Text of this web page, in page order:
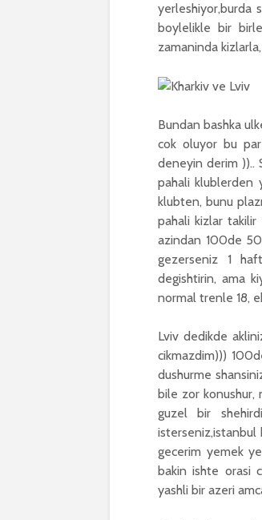
yerleshiyor,burda
boylelikle bir
zamaninda
Bundan bashka
cok oluyor bu
deneyin derim ))..
pahali klublerden
klubten, bunu
pahali kizlar
azindan 100de
gezerseniz 1
degishtirin, ama
normal trenle 18,
Lviv dedikde
cikmazdim)))
dushurme
bile zor konushur,
guzel bir
isterseniz,istanbul
gecerim yemek
bakin ishte orasi
yashli bir azeri